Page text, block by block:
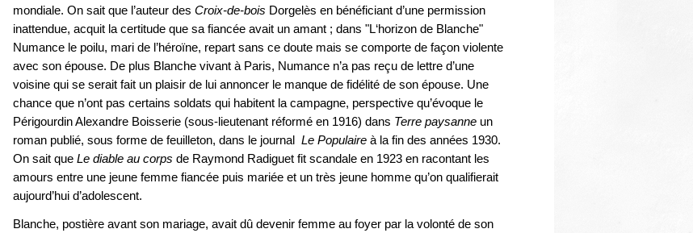
Autres civilisations
Thématiques
mondiale. On sait que l’auteur des Croix-de-bois Dorgelès en bénéficiant d’une permission
inattendue, acquit la certitude que sa fiancée avait un amant ; dans "L‘horizon de Blanche"
Numance le poilu, mari de l’héroïne, repart sans ce doute mais se comporte de façon violente
avec son épouse. De plus Blanche vivant à Paris, Numance n’a pas reçu de lettre d’une
voisine qui se serait fait un plaisir de lui annoncer le manque de fidélité de son épouse. Une
chance que n’ont pas certains soldats qui habitent la campagne, perspective qu’évoque le
Périgourdin Alexandre Boisserie (sous-lieutenant réformé en 1916) dans Terre paysanne un
roman publié, sous forme de feuilleton, dans le journal Le Populaire à la fin des années 1930.
On sait que Le diable au corps de Raymond Radiguet fit scandale en 1923 en racontant les
amours entre une jeune femme fiancée puis mariée et un très jeune homme qu’on qualifierait
aujourd’hui d’adolescent.
Blanche, postière avant son mariage, avait dû devenir femme au foyer par la volonté de son